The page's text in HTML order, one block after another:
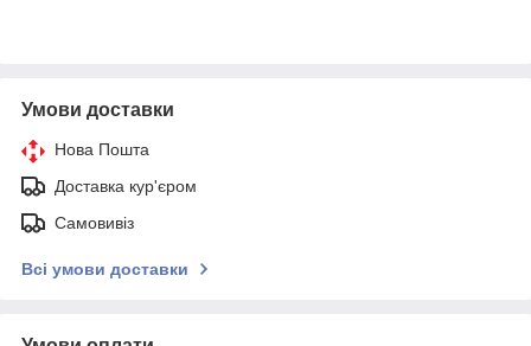
Умови доставки
Нова Пошта
Доставка кур'єром
Самовивіз
Всі умови доставки